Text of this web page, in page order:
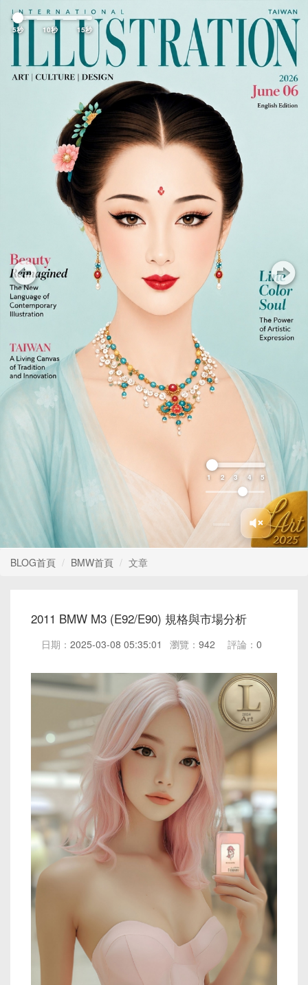
Previous
1 2 3 4 5
5秒 10秒 15秒
BLOG首頁 BMW首頁 文章
2011 BMW M3 (E92/E90) 規格與市場分析
日期： 2025-03-08 05:35:01 瀏覽： 942 評論： 0